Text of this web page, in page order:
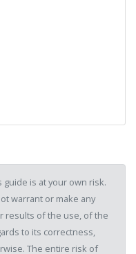
is at your own risk.
warrant or make any
results of the use, of the
to its correctness,
The entire risk of